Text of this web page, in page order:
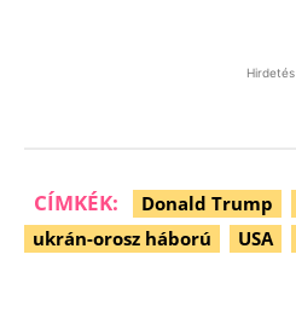
Hirdetés
CÍMKÉK: Donald Trump
ukrán-orosz háború
USA